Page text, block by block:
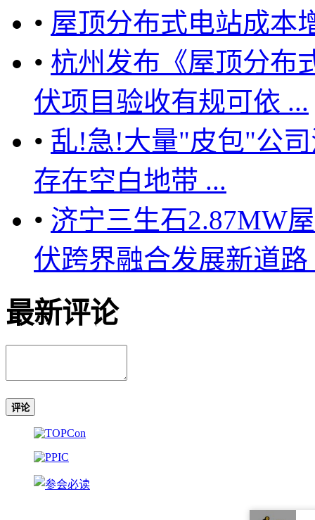
• 屋顶分布式电站成本
• 杭州发布《屋顶分布
伏项目验收有规可依 ...
• 乱!急!大量"皮包"公
存在空白地带 ...
• 济宁三生石2.87MW
伏跨界融合发展新道路
最新评论
评论